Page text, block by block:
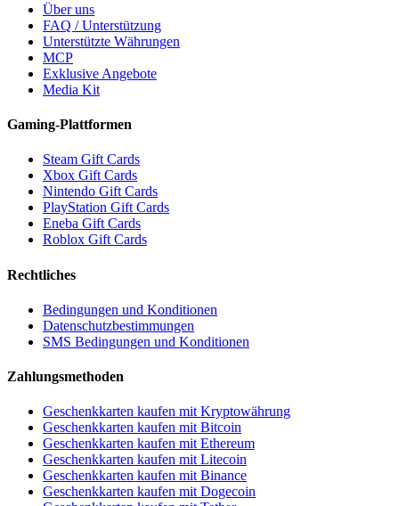
Über uns
FAQ / Unterstützung
Unterstützte Währungen
MCP
Exklusive Angebote
Media Kit
Gaming-Plattformen
Steam Gift Cards
Xbox Gift Cards
Nintendo Gift Cards
PlayStation Gift Cards
Eneba Gift Cards
Roblox Gift Cards
Rechtliches
Bedingungen und Konditionen
Datenschutzbestimmungen
SMS Bedingungen und Konditionen
Zahlungsmethoden
Geschenkkarten kaufen mit Kryptowährung
Geschenkkarten kaufen mit Bitcoin
Geschenkkarten kaufen mit Ethereum
Geschenkkarten kaufen mit Litecoin
Geschenkkarten kaufen mit Binance
Geschenkkarten kaufen mit Dogecoin